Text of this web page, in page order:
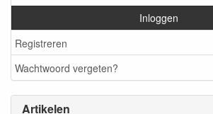
Inloggen
Registreren
Wachtwoord vergeten?
Artikelen